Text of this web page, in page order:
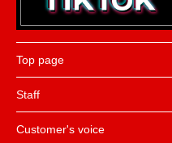
Top page
Staff
Customer's voice